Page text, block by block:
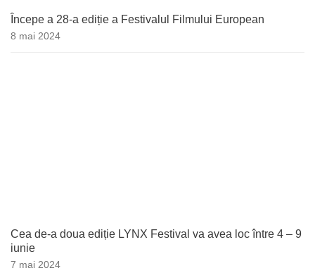
Începe a 28-a ediție a Festivalul Filmului European
8 mai 2024
Cea de-a doua ediție LYNX Festival va avea loc între 4 – 9
iunie
7 mai 2024